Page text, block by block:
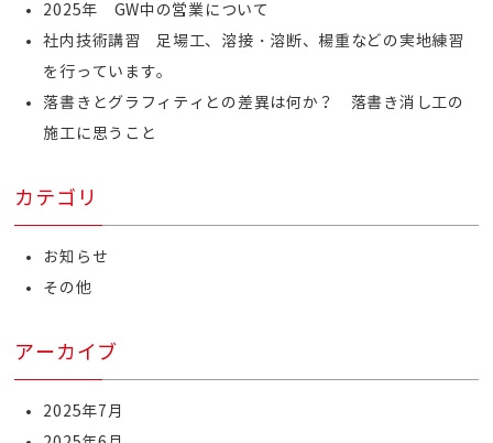
2025年 GW中の営業について
社内技術講習 足場工、溶接・溶断、楊重などの実地練習
を行っています。
落書きとグラフィティとの差異は何か？ 落書き消し工の
施工に思うこと
カテゴリ
お知らせ
その他
アーカイブ
2025年7月